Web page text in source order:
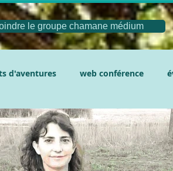
le groupe chamane médium
d'aventures web conférence
La compil'